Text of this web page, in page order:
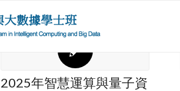
2025年智慧運算與量子資